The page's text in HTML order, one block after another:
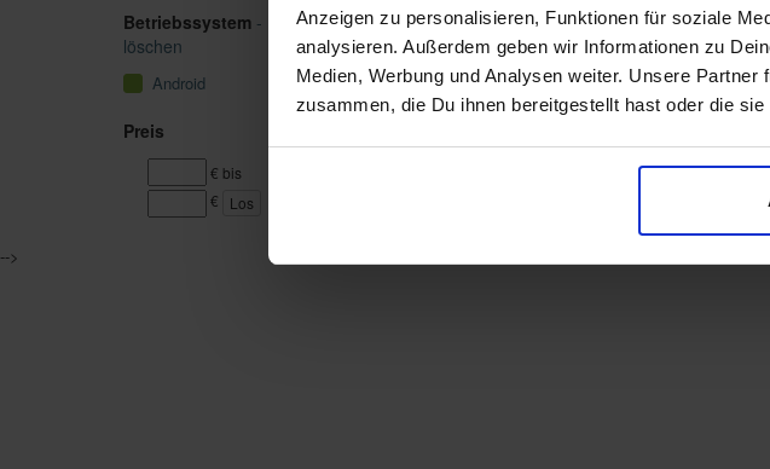
Anzeigen zu personalisieren, Funktionen für soziale
analysieren. Außerdem geben wir Informationen zu
Medien, Werbung und Analysen weiter. Unsere
zusammen, die Du ihnen bereitgestellt hast oder die
Betriebssystem -
löschen
Android
Preis
€ bis
€
Los
-->